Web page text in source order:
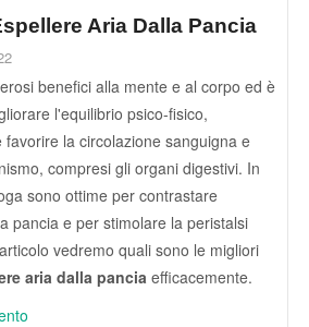
Aria Dalla Pancia
benefici alla mente e al corpo ed è
l'equilibrio psico-fisico,
la circolazione sanguigna e
compresi gli organi digestivi. In
sono ottime per contrastare
pancia e per stimolare la peristalsi
vedremo quali sono le migliori
aria dalla pancia efficacemente.